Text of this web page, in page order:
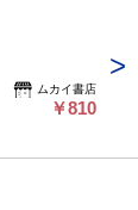
ムカイ書店
￥810